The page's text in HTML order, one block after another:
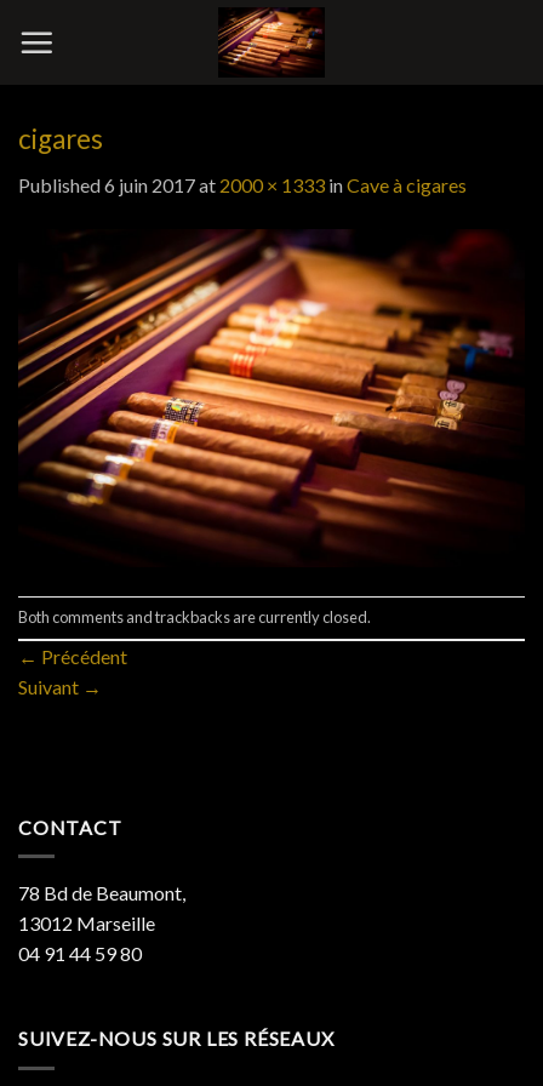
cigares
Published6 juin 2017at 2000 × 1333 inCave à cigares
Both comments and trackbacks are currently closed.
← Précédent
Suivant →
CONTACT
78 Bd de Beaumont,
13012 Marseille
04 91 44 59 80
SUIVEZ-NOUS SUR LES RÉSEAUX